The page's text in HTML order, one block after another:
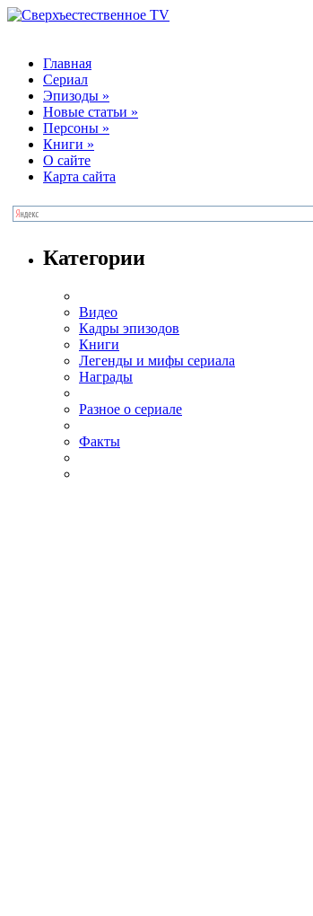
Главная
Сериал
Эпизоды »
Новые статьи »
Персоны »
Книги »
О сайте
Карта сайта
Категории
Видео
Кадры эпизодов
Книги
Легенды и мифы сериала
Награды
Разное о сериале
Факты